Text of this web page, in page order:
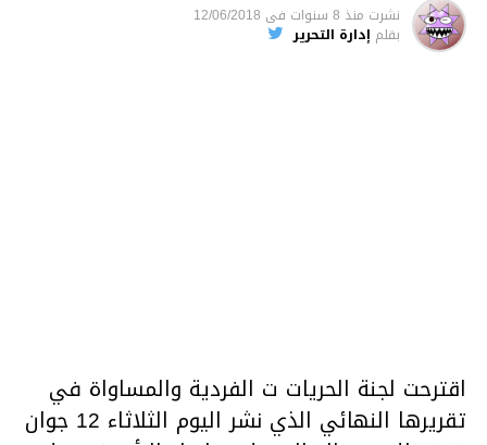
نشرت منذ 8 سنوات فى 12/06/2018
بقلم إدارة التحرير
اقترحت لجنة الحريات ت الفردية والمساواة في
تقريرها النهائي الذي نشر اليوم الثلاثاء 12 جوان